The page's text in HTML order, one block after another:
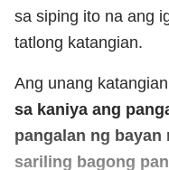
sa siping ito na ang
tatlong katangian.
Ang unang
sa kaniya ang
pangalan ng
sariling bagong